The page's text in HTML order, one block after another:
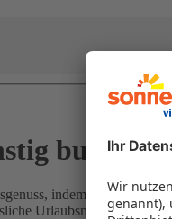
buchen
indem Flug und
Urlaubsmomente